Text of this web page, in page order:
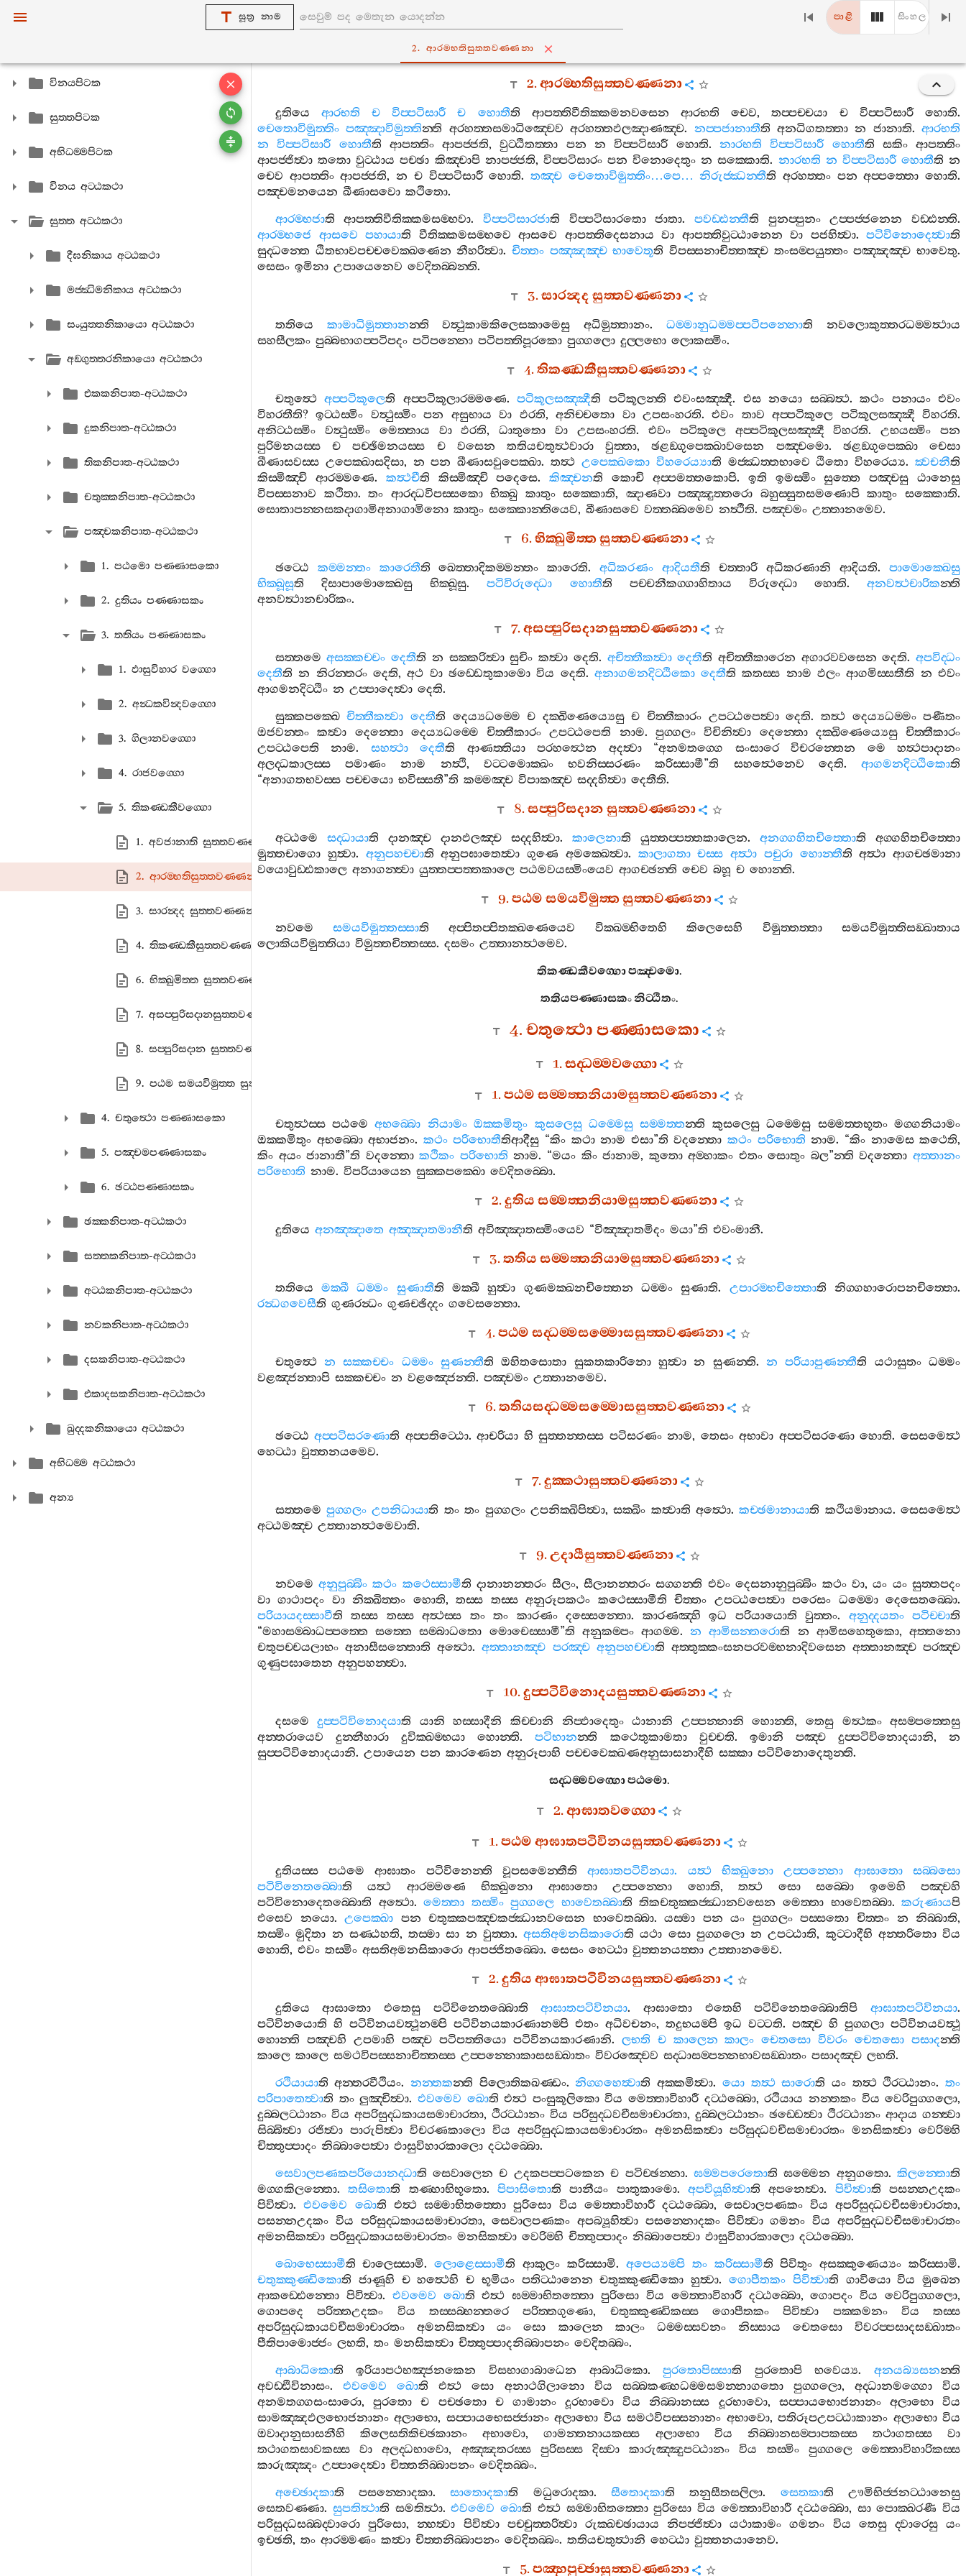
සූත්‍ර නාම පාළි සිංහල
2. ආරම‍්භතිසුත‍්තවණ‍්ණනා
විනයපිටක
සුත‍්තපිටක
අභිධම‍්මපිටක
විනය අට‍්ඨකථා
සුත‍්ත අට‍්ඨකථා
දීඝනිකාය අට‍්ඨකථා
මජ‍්ඣිමනිකාය අට‍්ඨකථා
සංයුත‍්තනිකායො අට‍්ඨකථා
අඞ‍්ගුත‍්තරනිකායො අට‍්ඨකථා
එකකනිපාත-අට‍්ඨකථා
දුකනිපාත-අට‍්ඨකථා
තිකනිපාත-අට‍්ඨකථා
චතුක‍්කනිපාත-අට‍්ඨකථා
පඤ‍්චකනිපාත-අට‍්ඨකථා
1. පඨමො පණ‍්ණාසකො
2. දුතියං පණ‍්ණාසකං
3. තතියං පණ‍්ණාසකං
1. ඵාසුවිහාර වග‍්ගො
2. අන්‍ධකවින්‍දවග‍්ගො
3. ගිලානවග‍්ගො
4. රාජවග‍්ගො
5. තිකණ‍්ඩකීවග‍්ගො
1. අවජානාති සුත‍්තවණ‍්ණනා
2. ආරම‍්භතිසුත‍්තවණ‍්ණනා
3. සාරන්‍දද සුත‍්තවණ‍්ණනා
4. තිකණ‍්ඩකීසුත‍්තවණ‍්ණනා
6. භික‍්ඛුමිත‍්ත සුත‍්තවණ‍්ණනා
7. අසප‍්පුරිසදානසුත‍්තවණ‍්ණනා
8. සප‍්පුරිසදාන සුත‍්තවණ‍්ණනා
9. පඨම සමයවිමුත‍්ත සුත‍්තවණ‍්ණනා
4. චතුත්‍ථො පණ‍්ණාසකො
5. පඤ‍්චමපණ‍්ණාසකං
6. ඡට‍්ඨපණ‍්ණාසකං
ඡක‍්කනිපාත-අට‍්ඨකථා
සත‍්තකනිපාත-අට‍්ඨකථා
අට‍්ඨකනිපාත-අට‍්ඨකථා
නවකනිපාත-අට‍්ඨකථා
දසකනිපාත-අට‍්ඨකථා
එකාදසකනිපාත-අට‍්ඨකථා
ඛුද‍්දකනිකායො අට‍්ඨකථා
අභිධම‍්ම අට‍්ඨකථා
අන්‍ය
2.ආරම‍්භතිසුත‍්තවණ‍්ණනා
දුතියෙ ආරභති ච විප‍්පටිසාරී ච හොතීති ආපත‍්තිවීතික‍්කමනවසෙන ආරභති චෙව,තප‍්පච‍්චයා ච විප‍්පටිසාරී හොති.
චෙතොවිමුත‍්තිං පඤ‍්ඤාවිමුත‍්තින‍්ති අරහත‍්තසමාධිඤ‍්චෙව අරහත‍්තඵලඤාණඤ‍්ච. නප‍්පජානාතීති අනධිගතත‍්තා න ජානාති. ආරභති
න
විප‍්පටිසාරී හොතීති ආපත‍්තිං ආපජ‍්ජති,වුට‍්ඨිතත‍්තා පන න විප‍්පටිසාරී හොති. නාරභති විප‍්පටිසාරී හොතීති සකිං ආපත‍්තිං
ආපජ‍්ජිත්‍වා තතො වුට‍්ඨාය පච‍්ඡා කිඤ‍්චාපි නාපජ‍්ජති, විප‍්පටිසාරං පන විනොදෙතුං න සක‍්කොති. නාරභති න විප‍්පටිසාරී හොතීති න
චෙව ආපත‍්තිං ආපජ‍්ජති,න ච විප‍්පටිසාරී හොති. තඤ‍්ච චෙතොවිමුත‍්තිං…පෙ…නිරුජ‍්ඣන‍්තීති අරහත‍්තං පන අප‍්පත‍්තො හොති.
පඤ‍්චමනයෙන ඛීණාසවො කථිතො.
ආරම‍්භජාති ආපත‍්තිවීතික‍්කමසම‍්භවා. විප‍්පටිසාරජාති විප‍්පටිසාරතො ජාතා. පවඩ‍්ඪන‍්තීති පුනප‍්පුනං උප‍්පජ‍්ජනෙන වඩ‍්ඪන‍්ති.
ආරම‍්භජෙ
ආසවෙ පහායාති වීතික‍්කමසම‍්භවෙ ආසවෙ ආපත‍්තිදෙසනාය වා ආපත‍්තිවුට‍්ඨානෙන වා පජහිත්‍වා. පටිවිනොදෙත්‍වාති
සුද‍්ධන‍්තෙ ඨිතභාවපච‍්චවෙක‍්ඛණෙන නීහරිත්‍වා.චිත‍්තං පඤ‍්ඤඤ‍්ච භාවෙතූති විපස‍්සනාචිත‍්තඤ‍්ච තංසම‍්පයුත‍්තං පඤ‍්ඤඤ‍්ච භාවෙතු.
සෙසං ඉමිනා උපායෙනෙව වෙදිතබ‍්බන‍්ති.
3.සාරන්‍දදසුත‍්තවණ‍්ණනා
තතියෙ කාමාධිමුත‍්තානන‍්ති වත්‍ථුකාමකිලෙසකාමෙසු අධිමුත‍්තානං.ධම‍්මානුධම‍්මප‍්පටිපන‍්නොති
නවලොකුත‍්තරධම‍්මත්‍ථාය
සහසීලකං පුබ‍්බභාගප‍්පටිපදං පටිපන‍්නො පටිපත‍්තිපූරකො පුග‍්ගලො දුල‍්ලභො ලොකස‍්මිං.
4.තිකණ‍්ඩකීසුත‍්තවණ‍්ණනා
චතුත්‍ථෙ අප‍්පටිකූලෙති අප‍්පටිකූලාරම‍්මණෙ.පටිකූලසඤ‍්ඤීති පටිකූලන‍්ති එවංසඤ‍්ඤී. එස නයො සබ‍්බත්‍ථ.කථං පනායං එවං
විහරතීති?ඉට‍්ඨස‍්මිං වත්‍ථුස‍්මිං පන අසුභාය වා ඵරති,අනිච‍්චතො වා උපසංහරති.එවං තාව අප‍්පටිකූලෙ පටිකූලසඤ‍්ඤී විහරති.
අනිට‍්ඨස‍්මිං
වත්‍ථුස‍්මිං මෙත‍්තාය වා ඵරති,ධාතුතො වා උපසංහරති. එවං පටිකූලෙ අප‍්පටිකූලසඤ‍්ඤී විහරති.උභයස‍්මිං
පන
පුරිමනයස‍්ස
ච පච‍්ඡිමනයස‍්ස ච වසෙන තතියචතුත්‍ථවාරා වුත‍්තා,ඡළඞ‍්ගුපෙක‍්ඛාවසෙන පඤ‍්චමො. ඡළඞ‍්ගුපෙක‍්ඛා
චෙසා
ඛීණාසවස‍්ස උපෙක‍්ඛාසදිසා, න පන ඛීණාසවුපෙක‍්ඛා.තත්‍ථ උපෙක‍්ඛකො විහරෙය්‍යාති මජ‍්ඣත‍්තභාවෙ ඨිතො විහරෙය්‍ය.ක්‍වචනීති
කිස‍්මිඤ‍්චි
ආරම‍්මණෙ. කත්‍ථචීති කිස‍්මිඤ‍්චි පදෙසෙ.කිඤ‍්චනති කොචි අප‍්පමත‍්තකොපි. ඉති ඉමස‍්මිං සුත‍්තෙ පඤ‍්චසු
ඨානෙසු
විපස‍්සනාව
කථිතා.තං ආරද‍්ධවිපස‍්සකො භික‍්ඛු කාතුං සක‍්කොති, ඤාණවා පඤ‍්ඤුත‍්තරො බහුස‍්සුතසමණොපි කාතුං සක‍්කොති.
සොතාපන‍්නසකදාගාමිඅනාගාමිනො කාතුං සක‍්කොන‍්තියෙව, ඛීණාසවෙ වත‍්තබ‍්බමෙව නත්‍ථීති. පඤ‍්චමං උත‍්තානමෙව.
6.භික‍්ඛුමිත‍්තසුත‍්තවණ‍්ණනා
ඡට‍්ඨෙ කම‍්මන‍්තං කාරෙතීති ඛෙත‍්තාදිකම‍්මන‍්තං කාරෙති.අධිකරණං ආදියතීති චත‍්තාරි අධිකරණානි ආදියති. පාමොක‍්ඛෙසු
භික‍්ඛූසූති දිසාපාමොක‍්ඛෙසු භික‍්ඛූසු.පටිවිරුද‍්ධො හොතීති පච‍්චනීකග‍්ගාහිතාය විරුද‍්ධො හොති. අනවත්‍ථචාරිකන‍්ති
අනවත්‍ථානචාරිකං.
7.අසප‍්පුරිසදානසුත‍්තවණ‍්ණනා
සත‍්තමෙ අසක‍්කච‍්චං දෙතීති න සක‍්කරිත්‍වා සුචිං කත්‍වා දෙති. අචිත‍්තීකත්‍වා දෙතීති අචිත‍්තීකාරෙන අගාරවවසෙන දෙති.අපවිද‍්ධං
දෙතීති න නිරන‍්තරං දෙති,අථ වා ඡඩ‍්ඩෙතුකාමො විය දෙති. අනාගමනදිට‍්ඨිකො දෙතීති කතස‍්ස නාම ඵලං ආගමිස‍්සතීති න එවං
ආගමනදිට‍්ඨිං න උප‍්පාදෙත්‍වා දෙති.
සුක‍්කපක‍්ඛෙ චිත‍්තීකත්‍වා දෙතීති දෙය්‍යධම‍්මෙ ච දක‍්ඛිණෙය්‍යෙසු ච චිත‍්තීකාරං උපට‍්ඨපෙත්‍වා දෙති. තත්‍ථ දෙය්‍යධම‍්මං පණීතං
ඔජවන‍්තං කත්‍වා දෙන‍්තො දෙය්‍යධම‍්මෙ චිත‍්තීකාරං උපට‍්ඨපෙති නාම. පුග‍්ගලං විචිනිත්‍වා දෙන‍්තො දක‍්ඛිණෙය්‍යෙසු චිත‍්තීකාරං
උපට‍්ඨපෙති
නාම. සහත්‍ථා දෙතීති ආණත‍්තියා පරහත්‍ථෙන අදත්‍වා“අනමතග‍්ගෙ සංසාරෙ විචරන‍්තෙන මෙ
හත්‍ථපාදානං
අලද‍්ධකාලස‍්ස
පමාණං නාම නත්‍ථි, වට‍්ටමොක‍්ඛං භවනිස‍්සරණං කරිස‍්සාමී”ති සහත්‍ථෙනෙව දෙති.ආගමනදිට‍්ඨිකොති
“අනාගතභවස‍්ස පච‍්චයො භවිස‍්සතී”ති කම‍්මඤ‍්ච විපාකඤ‍්ච සද‍්දහිත්‍වා දෙතීති.
8.සප‍්පුරිසදානසුත‍්තවණ‍්ණනා
අට‍්ඨමෙ සද‍්ධායාති දානඤ‍්ච දානඵලඤ‍්ච සද‍්දහිත්‍වා. කාලෙනාති යුත‍්තප‍්පත‍්තකාලෙන. අනග‍්ගහිතචිත‍්තොති
අග‍්ගහිතචිත‍්තො
මුත‍්තචාගො හුත්‍වා. අනුපහච‍්චාති අනුපඝාතෙත්‍වා ගුණෙ අමක‍්ඛෙත්‍වා. කාලාගතා චස‍්ස අත්‍ථා පචුරා හොන‍්තීති අත්‍ථා ආගච‍්ඡමානා
වයොවුඩ‍්ඪකාලෙ අනාගන‍්ත්‍වා යුත‍්තප‍්පත‍්තකාලෙ පඨමවයස‍්මිංයෙව ආගච‍්ඡන‍්ති චෙව බහූ ච හොන‍්ති.
9.පඨමසමයවිමුත‍්තසුත‍්තවණ‍්ණනා
නවමෙ සමයවිමුත‍්තස‍්සාති අප‍්පිතප‍්පිතක‍්ඛණෙයෙව වික‍්ඛම‍්භිතෙහි කිලෙසෙහි විමුත‍්තත‍්තා
සමයවිමුත‍්තිසඞ‍්ඛාතාය
ලොකියවිමුත‍්තියා විමුත‍්තචිත‍්තස‍්ස. දසමං උත‍්තානත්‍ථමෙව.
තිකණ‍්ඩකීවග‍්ගොපඤ‍්චමො.
තතියපණ‍්ණාසකංනිට‍්ඨිතං.
4.චතුත්‍ථොපණ‍්ණාසකො
1.සද‍්ධම‍්මවග‍්ගො
1.පඨමසම‍්මත‍්තනියාමසුත‍්තවණ‍්ණනා
චතුත්‍ථස‍්ස පඨමෙ අභබ‍්බො නියාමං ඔක‍්කමිතුං කුසලෙසු ධම‍්මෙසු සම‍්මත‍්තන‍්ති කුසලෙසු ධම‍්මෙසු සම‍්මත‍්තභූතං මග‍්ගනියාමං
ඔක‍්කමිතුං අභබ‍්බො අභාජනං. කථං පරිභොතීතිආදීසු “කිං කථා නාම එසා”ති වදන‍්තො කථං පරිභොති නාම. “කිං නාමෙස කථෙති,
කිං අයං ජානාතී”ති වදන‍්තො කථිකං පරිභොති නාම. “මයං කිං ජානාම, කුතො අම‍්හාකං එතං සොතුං බල”න‍්ති වදන‍්තො අත‍්තානං
පරිභොති නාම. විපරියායෙන සුක‍්කපක‍්ඛො වෙදිතබ‍්බො.
2.දුතියසම‍්මත‍්තනියාමසුත‍්තවණ‍්ණනා
දුතියෙ අනඤ‍්ඤාතෙ අඤ‍්ඤාතමානීති අවිඤ‍්ඤාතස‍්මිංයෙව “විඤ‍්ඤාතමිදං මයා”ති එවංමානී.
3.තතියසම‍්මත‍්තනියාමසුත‍්තවණ‍්ණනා
තතියෙ මක‍්ඛී ධම‍්මං සුණාතීති මක‍්ඛී හුත්‍වා ගුණමක‍්ඛනචිත‍්තෙන ධම‍්මං සුණාති. උපාරම‍්භචිත‍්තොති නිග‍්ගහාරොපනචිත‍්තො.
රන්‍ධගවෙසීති ගුණරන්‍ධං ගුණච‍්ඡිද‍්දං ගවෙසන‍්තො.
4.පඨමසද‍්ධම‍්මසම‍්මොසසුත‍්තවණ‍්ණනා
චතුත්‍ථෙ න සක‍්කච‍්චං ධම‍්මං සුණන‍්තීති ඔහිතසොතා සුකතකාරිනො හුත්‍වා න සුණන‍්ති.න පරියාපුණන‍්තීති යථාසුතං ධම‍්මං
වළඤ‍්ජන‍්තාපි සක‍්කච‍්චං න වළඤ‍්ජෙන‍්ති. පඤ‍්චමං උත‍්තානමෙව.
6.තතියසද‍්ධම‍්මසම‍්මොසසුත‍්තවණ‍්ණනා
ඡට‍්ඨෙ අප‍්පටිසරණොති අප‍්පතිට‍්ඨො.ආචරියා හි සුත‍්තන‍්තස‍්ස පටිසරණං නාම, තෙසං අභාවා අප‍්පටිසරණො හොති. සෙසමෙත්‍ථ
හෙට‍්ඨා වුත‍්තනයමෙව.
7.දුක‍්කථාසුත‍්තවණ‍්ණනා
සත‍්තමෙ පුග‍්ගලං උපනිධායාති තං තං පුග‍්ගලං උපනික‍්ඛිපිත්‍වා,සක‍්ඛිං කත්‍වාති අත්‍ථො.කච‍්ඡමානායාති කථියමානාය.සෙසමෙත්‍ථ
අට‍්ඨමඤ‍්ච උත‍්තානත්‍ථමෙවාති.
9.උදායීසුත‍්තවණ‍්ණනා
නවමෙ අනුපුබ‍්බිං කථං කථෙස‍්සාමීති දානානන‍්තරං සීලං, සීලානන‍්තරං සග‍්ගන‍්ති එවං දෙසනානුපුබ‍්බිං කථං වා,යං යං සුත‍්තපදං
වා ගාථාපදං වා නික‍්ඛිත‍්තං හොති,තස‍්ස තස‍්ස අනුරූපකථං කථෙස‍්සාමීති චිත‍්තං උපට‍්ඨපෙත්‍වා පරෙසං ධම‍්මො දෙසෙතබ‍්බො.
පරියායදස‍්සාවීති තස‍්ස තස‍්ස අත්‍ථස‍්ස තං තං කාරණං දස‍්සෙන‍්තො. කාරණඤ‍්හි ඉධ පරියායොති වුත‍්තං. අනුද‍්දයතං පටිච‍්චාති
“මහාසම‍්බාධප‍්පත‍්තෙ සත‍්තෙ සම‍්බාධතො මොචෙස‍්සාමී”ති අනුකම‍්පං ආගම‍්ම.න ආමිසන‍්තරොති න ආමිසහෙතුකො,අත‍්තනො
චතුපච‍්චයලාභං අනාසීසන‍්තොති අත්‍ථො.අත‍්තානඤ‍්ච පරඤ‍්ච අනුපහච‍්චාති අත‍්තුක‍්කංසනපරවම‍්භනාදිවසෙන අත‍්තානඤ‍්ච පරඤ‍්ච
ගුණුපඝාතෙන අනුපහන‍්ත්‍වා.
10.දුප‍්පටිවිනොදයසුත‍්තවණ‍්ණනා
දසමෙ දුප‍්පටිවිනොදයාති යානි හස‍්සාදීනි කිච‍්චානි නිප‍්ඵාදෙතුං ඨානානි උප‍්පන‍්නානි හොන‍්ති, තෙසු මත්‍ථකං
අසම‍්පත‍්තෙසු
අන‍්තරායෙව
දුන‍්නීහාරා දුවික‍්ඛම‍්භයා හොන‍්ති.පටිභානන‍්ති කථෙතුකාමතා වුච‍්චති. ඉමානි පඤ‍්ච දුප‍්පටිවිනොදයානි,න
සුප‍්පටිවිනොදයානි. උපායෙන පන කාරණෙන අනුරූපාහි පච‍්චවෙක‍්ඛණඅනුසාසනාදීහි සක‍්කා පටිවිනොදෙතුන‍්ති.
සද‍්ධම‍්මවග‍්ගොපඨමො.
2.ආඝාතවග‍්ගො
1.පඨමආඝාතපටිවිනයසුත‍්තවණ‍්ණනා
දුතියස‍්ස පඨමෙ ආඝාතං පටිවිනෙන‍්ති වූපසමෙන‍්තීති ආඝාතපටිවිනයා. යත්‍ථ භික‍්ඛුනො උප‍්පන‍්නො ආඝාතො
සබ‍්බසො
පටිවිනෙතබ‍්බොති යත්‍ථ ආරම‍්මණෙ භික‍්ඛුනො ආඝාතො උප‍්පන‍්නො හොති,තත්‍ථ සො සබ‍්බො ඉමෙහි
පඤ‍්චහි
පටිවිනොදෙතබ‍්බොති අත්‍ථො.මෙත‍්තා තස‍්මිං පුග‍්ගලෙ භාවෙතබ‍්බාති තිකචතුක‍්කජ‍්ඣානවසෙන මෙත‍්තා භාවෙතබ‍්බා.කරුණායපි
එසෙව
නයො.උපෙක‍්ඛා පන චතුක‍්කපඤ‍්චකජ‍්ඣානවසෙන භාවෙතබ‍්බා.යස‍්මා පන යං පුග‍්ගලං පස‍්සතො චිත‍්තං න නිබ‍්බාති,
තස‍්මිං මුදිතා න සණ‍්ඨහති, තස‍්මා සා න වුත‍්තා. අසතිඅමනසිකාරොති යථා සො පුග‍්ගලො න උපට‍්ඨාති, කුට‍්ටාදීහි අන‍්තරිතො විය
හොති, එවං තස‍්මිං අසතිඅමනසිකාරො ආපජ‍්ජිතබ‍්බො. සෙසං හෙට‍්ඨා වුත‍්තනයත‍්තා උත‍්තානමෙව.
2.දුතියආඝාතපටිවිනයසුත‍්තවණ‍්ණනා
දුතියෙ ආඝාතො එතෙසු පටිවිනෙතබ‍්බොති ආඝාතපටිවිනයා. ආඝාතො එතෙහි පටිවිනෙතබ‍්බොතිපි ආඝාතපටිවිනයා.
පටිවිනයොති හි පටිවිනයවත්‍ථූනම‍්පි පටිවිනයකාරණානම‍්පි එතං අධිවචනං, තදුභයම‍්පි ඉධ වට‍්ටති. පඤ‍්ච හි පුග‍්ගලා පටිවිනයවත්‍ථූ
හොන‍්ති පඤ‍්චහි උපමාහි පඤ‍්ච පටිපත‍්තියො පටිවිනයකාරණානි. ලභති ච කාලෙන කාලං චෙතසො විවරං චෙතසො පසාදන‍්ති
කාලෙ කාලෙ සමථවිපස‍්සනාචිත‍්තස‍්ස උප‍්පන‍්නොකාසසඞ‍්ඛාතං විවරඤ‍්චෙව සද‍්ධාසම‍්පන‍්නභාවසඞ‍්ඛාතං පසාදඤ‍්ච ලභති.
රථියායාති අන‍්තරවීථියං.නන‍්තකන‍්ති පිලොතිකඛණ‍්ඩං.නිග‍්ගහෙත්‍වාති අක‍්කමිත්‍වා. යො තත්‍ථ සාරොති යං තත්‍ථ ථිරට‍්ඨානං.තං
පරිපාතෙත්‍වාති තං ලුඤ‍්චිත්‍වා. එවමෙව ඛොති එත්‍ථ පංසුකූලිකො විය මෙත‍්තාවිහාරී දට‍්ඨබ‍්බො,රථියාය නන‍්තකං විය වෙරිපුග‍්ගලො,
දුබ‍්බලට‍්ඨානං විය අපරිසුද‍්ධකායසමාචාරතා, ථිරට‍්ඨානං විය පරිසුද‍්ධවචීසමාචාරතා, දුබ‍්බලට‍්ඨානං ඡඩ‍්ඩෙත්‍වා ථිරට‍්ඨානං ආදාය ගන‍්ත්‍වා
සිබ‍්බිත්‍වා රජිත්‍වා පාරුපිත්‍වා විචරණකාලො විය අපරිසුද‍්ධකායසමාචාරතං අමනසිකත්‍වා පරිසුද‍්ධවචීසමාචාරතං මනසිකත්‍වා වෙරිම‍්හි
චිත‍්තුප‍්පාදං නිබ‍්බාපෙත්‍වා ඵාසුවිහාරකාලො දට‍්ඨබ‍්බො.
සෙවාලපණකපරියොනද‍්ධාති සෙවාලෙන ච උදකපප‍්පටකෙන ච පටිච‍්ඡන‍්නා. ඝම‍්මපරෙතොති ඝම‍්මෙන අනුගතො. කිලන‍්තොති
මග‍්ගකිලන‍්තො.තසිතොති තණ‍්හාභිභූතො.පිපාසිතොති පානීයං පාතුකාමො.අපවියූහිත්‍වාති අපනෙත්‍වා. පිවිත්‍වාති
පසන‍්නඋදකං
පිවිත්‍වා.එවමෙව ඛොති එත්‍ථ ඝම‍්මාභිතත‍්තො පුරිසො විය මෙත‍්තාවිහාරී දට‍්ඨබ‍්බො, සෙවාලපණකං විය අපරිසුද‍්ධවචීසමාචාරතා,
පසන‍්නඋදකං විය පරිසුද‍්ධකායසමාචාරතා,සෙවාලපණකං අපබ්‍යූහිත්‍වා පසන‍්නොදකං පිවිත්‍වා ගමනං විය අපරිසුද‍්ධවචීසමාචාරතං
අමනසිකත්‍වා පරිසුද‍්ධකායසමාචාරතං මනසිකත්‍වා වෙරිම‍්හි චිත‍්තුප‍්පාදං නිබ‍්බාපෙත්‍වා ඵාසුවිහාරකාලො දට‍්ඨබ‍්බො.
ඛොභෙස‍්සාමීති චාලෙස‍්සාමි.ලොළෙස‍්සාමීති ආකුලං කරිස‍්සාමි. අපෙය්‍යම‍්පි තං කරිස‍්සාමීති පිවිතුං අසක‍්කුණෙය්‍යං කරිස‍්සාමි.
චතුක‍්කුණ‍්ඩිකොති ජාණූහි ච හත්‍ථෙහි ච භූමියං පතිට‍්ඨානෙන චතුක‍්කුණ‍්ඩිකො හුත්‍වා.ගොපීතකං පිවිත්‍වාති ගාවියො විය මුඛෙන
ආකඩ‍්ඪෙන‍්තො පිවිත්‍වා. එවමෙව ඛොති එත්‍ථ ඝම‍්මාභිතත‍්තො පුරිසො විය මෙත‍්තාවිහාරී දට‍්ඨබ‍්බො,ගොපදං විය වෙරිපුග‍්ගලො,
ගොපදෙ
පරිත‍්තඋදකං විය තස‍්සබ‍්භන‍්තරෙ පරිත‍්තගුණො, චතුක‍්කුණ‍්ඩිකස‍්ස ගොපීතකං පිවිත්‍වා පක‍්කමනං විය
තස‍්ස
අපරිසුද‍්ධකායවචීසමාචාරතං
අමනසිකත්‍වා යං සො කාලෙන කාලං ධම‍්මස‍්සවනං නිස‍්සාය චෙතසො
විවරප‍්පසාදසඞ‍්ඛාතං
පීතිපාමොජ‍්ජං ලභති, තං මනසිකත්‍වා චිත‍්තුප‍්පාදනිබ‍්බාපනං වෙදිතබ‍්බං.
ආබාධිකොති ඉරියාපථභඤ‍්ජනකෙන විසභාගාබාධෙන ආබාධිකො.පුරතොපිස‍්සාති පුරතොපි භවෙය්‍ය. අනයබ්‍යසනන‍්ති
අවඩ‍්ඪිවිනාසං.එවමෙව ඛොති එත්‍ථ සො අනාථගිලානො විය සබ‍්බකණ‍්හධම‍්මසමන‍්නාගතො පුග‍්ගලො, අද‍්ධානමග‍්ගො
විය
අනමතග‍්ගසංසාරො,පුරතො ච පච‍්ඡතො ච ගාමානං දූරභාවො විය නිබ‍්බානස‍්ස දූරභාවො, සප‍්පායභොජනානං අලාභො
විය
සාමඤ‍්ඤඵලභොජනානං අලාභො, සප‍්පායභෙසජ‍්ජානං අලාභො විය සමථවිපස‍්සනානං අභාවො,පතිරූපඋපට‍්ඨාකානං අලාභො විය
ඔවාදානුසාසනීහි
කිලෙසතිකිච‍්ඡකානං අභාවො,ගාමන‍්තනායකස‍්ස අලාභො විය නිබ‍්බානසම‍්පාපකස‍්ස තථාගතස‍්ස
වා
තථාගතසාවකස‍්ස
වා අලද‍්ධභාවො, අඤ‍්ඤතරස‍්ස පුරිසස‍්ස දිස‍්වා කාරුඤ‍්ඤුපට‍්ඨානං විය තස‍්මිං පුග‍්ගලෙ
මෙත‍්තාවිහාරිකස‍්ස
කාරුඤ‍්ඤං උප‍්පාදෙත්‍වා චිත‍්තනිබ‍්බාපනං වෙදිතබ‍්බං.
අච‍්ඡොදකාති පසන‍්නොදකා.සාතොදකාති මධුරොදකා. සීතොදකාති තනුසීතසලිලා. සෙතකාති
ඌමිභිජ‍්ජනට‍්ඨානෙසු
සෙතවණ‍්ණා. සුපතිත්‍ථාති සමතිත්‍ථා.එවමෙව ඛොති එත්‍ථ ඝම‍්මාභිතත‍්තො පුරිසො විය මෙත‍්තාවිහාරී දට‍්ඨබ‍්බො, සා පොක‍්ඛරණී විය
පරිසුද‍්ධසබ‍්බද‍්වාරො පුරිසො,න‍්හත්‍වා පිවිත්‍වා පච‍්චුත‍්තරිත්‍වා රුක‍්ඛච‍්ඡායාය නිපජ‍්ජිත්‍වා යථාකාමං ගමනං විය තෙසු ද‍්වාරෙසු යං
ඉච‍්ඡති, තං ආරම‍්මණං කත්‍වා චිත‍්තනිබ‍්බාපනං වෙදිතබ‍්බං. තතියචතුත්‍ථානි හෙට‍්ඨා වුත‍්තනයානෙව.
5.පඤ‍්හපුච‍්ඡාසුත‍්තවණ‍්ණනා